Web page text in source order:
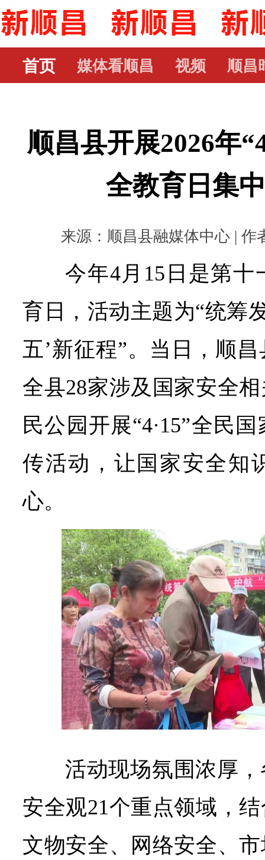
首页 媒体看顺昌 视频 顺昌
顺昌县开展2026年
全教育日集
来源：顺昌县融媒体中心 | 作
今年4月15日是第
育日，活动主题为“统筹
五’新征程”。当日，顺
全县28家涉及国家安全
民公园开展“4·15”全民
传活动，让国家安全知
心。
活动现场氛围浓厚
安全观21个重点领域，
文物安全、网络安全、